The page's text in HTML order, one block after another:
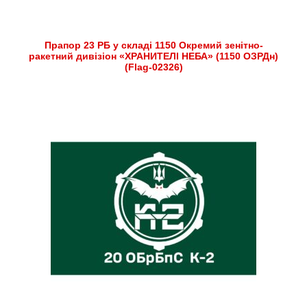
Прапор 23 РБ у складі 1150 Окремий зенітно-
ракетний дивізіон «ХРАНИТЕЛІ НЕБА» (1150 ОЗРДн)
(Flag-02326)